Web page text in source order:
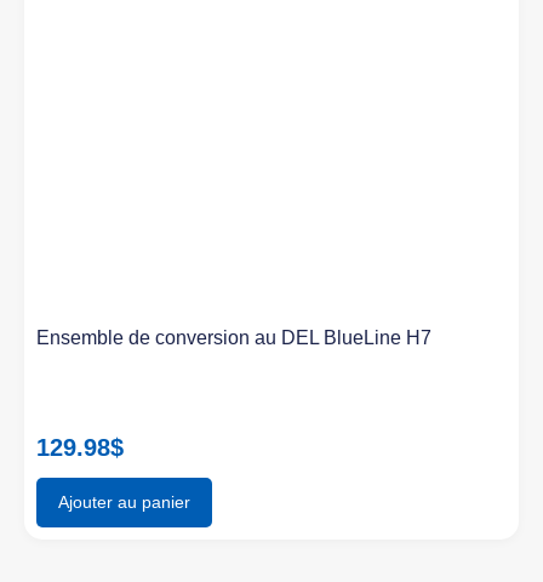
Ensemble de conversion au DEL BlueLine H7
129.98$
Ajouter au panier